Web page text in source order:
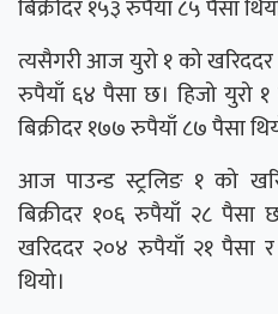
बिक्रीदर १५३ रुपैयाँ ८५ पैसा
त्यसैगरी आज युरो १ को खरिददर
रुपैयाँ ६४ पैसा छ। हिजो युरो
बिक्रीदर १७७ रुपैयाँ ८७ पैसा
आज पाउन्ड स्ट्रलिङ १ को
बिक्रीदर १०६ रुपैयाँ २८ पैसा
खरिददर २०४ रुपैयाँ २१ पैसा
थियो।